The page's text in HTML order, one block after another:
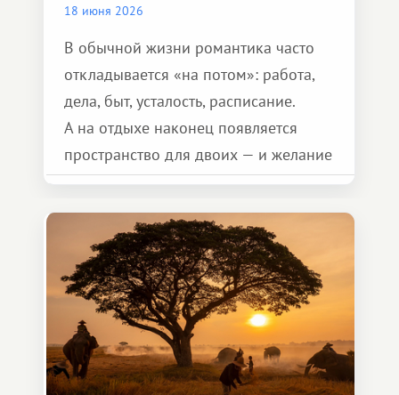
18 июня 2026
В обычной жизни романтика часто
откладывается «на потом»: работа,
дела, быт, усталость, расписание.
А на отдыхе наконец появляется
пространство для двоих — и желание
сделать для близкого человека что-то
особенное. Не обязательно
масштабное, но тёплое
и запоминающееся :)